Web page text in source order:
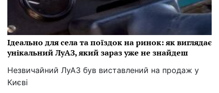
Ідеально для села та поїздок на ринок: як виглядає
унікальний ЛуАЗ, який зараз уже не знайдеш
Незвичайний ЛуАЗ був виставлений на продаж у
Києві